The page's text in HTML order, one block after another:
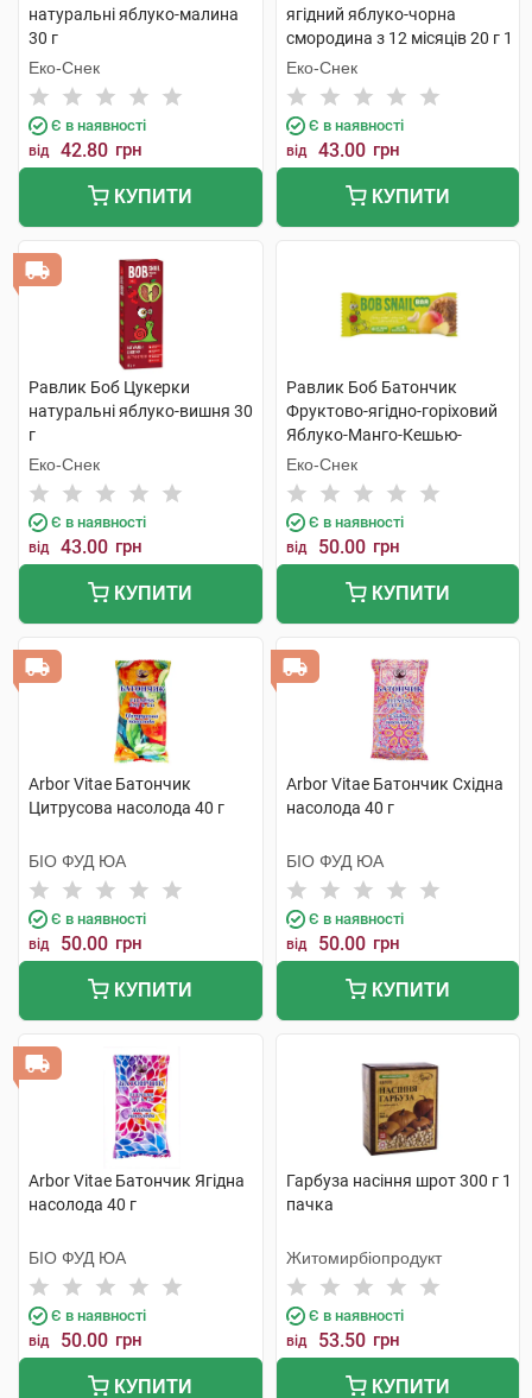
натуральні яблуко-малина
30 г
Еко-Снек
Є в наявності
від 42.80 грн
КУПИТИ
ягідний яблуко-чорна
смородина з 12 місяців 20 г 1
пакет
Еко-Снек
Є в наявності
від 43.00 грн
КУПИТИ
Равлик Боб Цукерки
натуральні яблуко-вишня 30
г
Еко-Снек
Є в наявності
від 43.00 грн
КУПИТИ
Равлик Боб Батончик
Фруктово-ягідно-горіховий
Яблуко-Манго-Кешью-
Криспи Кіноа 35 г 1 шт
Еко-Снек
Є в наявності
від 50.00 грн
КУПИТИ
Arbor Vitae Батончик
Цитрусова насолода 40 г
БІО ФУД ЮА
Є в наявності
від 50.00 грн
КУПИТИ
Arbor Vitae Батончик Східна
насолода 40 г
БІО ФУД ЮА
Є в наявності
від 50.00 грн
КУПИТИ
Arbor Vitae Батончик Ягідна
насолода 40 г
БІО ФУД ЮА
Є в наявності
від 50.00 грн
КУПИТИ
Гарбуза насіння шрот 300 г 1
пачка
Житомирбіопродукт
Є в наявності
від 53.50 грн
КУПИТИ